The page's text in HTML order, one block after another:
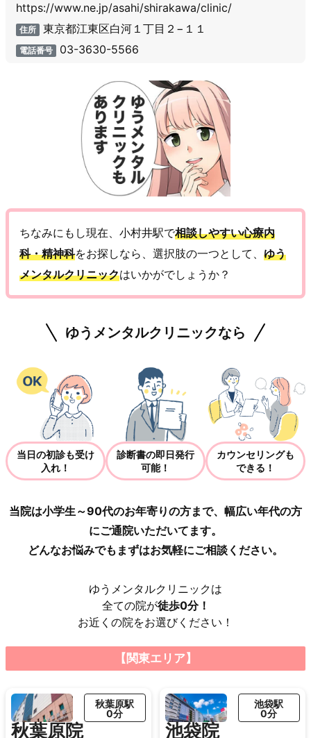
https://www.ne.jp/asahi/shirakawa/clinic/
住所 東京都江東区白河１丁目２−１１
電話番号 03-3630-5566
ちなみにもし現在、小村井駅で相談しやすい心療内
科・精神科をお探しなら、選択肢の一つとして、 ゆう
メンタルクリニックはいかがでしょうか？
ゆうメンタルクリニックなら
当日の初診も受け
入れ！
診断書の即日発行
可能！
カウンセリングも
できる！
当院は小学生～90代のお年寄りの方まで、幅広い年代の方
にご通院いただいてます。
どんなお悩みでもまずはお気軽にご相談ください。
ゆうメンタルクリニックは
全ての院が徒歩0分！
お近くの院をお選びください！
【関東エリア】
秋葉原院
秋葉原駅
0分
池袋院
池袋駅
0分